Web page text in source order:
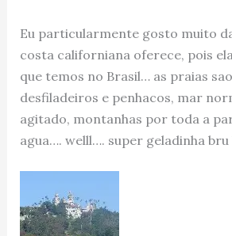
Eu particularmente gosto muito
costa californiana oferece, pois
que temos no Brasil… as praias
desfiladeiros e penhacos, mar
agitado, montanhas por toda a
agua…. welll…. super geladinha